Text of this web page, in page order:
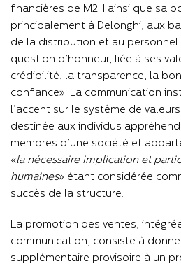
financières de M2H ainsi que sa
principalement à Delonghi, aux
de la distribution et au personnel.
question d’honneur, liée à ses
crédibilité, la transparence, la
confiance». La communication
l’accent sur le système de
destinée aux individus
membres d’une société et
«la nécessaire implication et
humaines» étant considérée
succès de la structure.
La promotion des ventes,
communication, consiste à
supplémentaire provisoire à un